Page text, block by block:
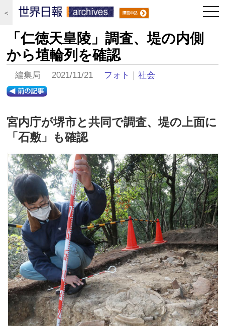
＜
「仁徳天皇陵」調査、堤の内側
から埴輪列を確認
編集局 2021/11/21 フォト ｜社会
宮内庁が堺市と共同で調査、堤の上面に
「石敷」も確認